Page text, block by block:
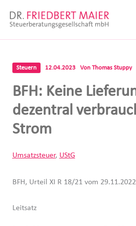
Inhalt
Steuern 12.04.2023 Von Thomas Stuppy
BFH: Keine
dezentral
Strom
Umsatzsteuer, UStG
BFH, Urteil XI R 18/21 vom 29.11.2022
Leitsatz